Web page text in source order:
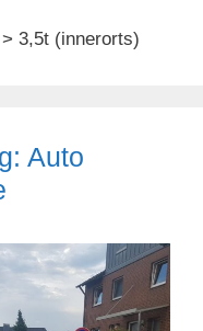
3,5t (innerorts)
Auto